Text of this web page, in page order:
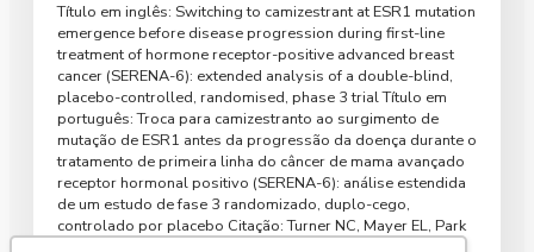
Título em inglês: Switching to camizestrant at ESR1 mutation
emergence before disease progression during first-line
treatment of hormone receptor-positive advanced breast
cancer (SERENA-6): extended analysis of a double-blind,
placebo-controlled, randomised, phase 3 trial Título em
português: Troca para camizestranto ao surgimento de
mutação de ESR1 antes da progressão da doença durante o
tratamento de primeira linha do câncer de mama avançado
receptor hormonal positivo (SERENA-6): análise estendida
de um estudo de fase 3 randomizado, duplo-cego,
controlado por placebo Citação: Turner NC, Mayer EL, Park